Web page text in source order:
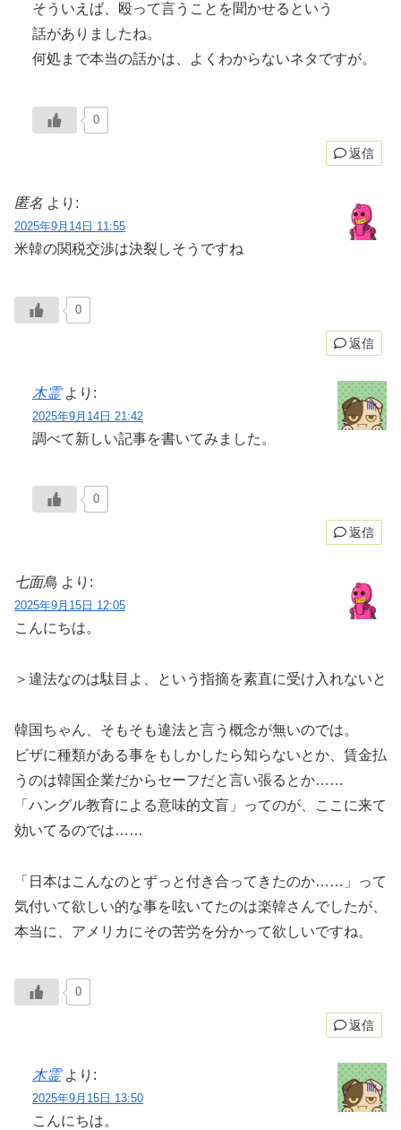
そういえば、殴って言うことを聞かせるという
話がありましたね。
何処まで本当の話かは、よくわからないネタですが。
0
返信
匿名 より:
2025年9月14日 11:55
米韓の関税交渉は決裂しそうですね
0
返信
木霊 より:
2025年9月14日 21:42
調べて新しい記事を書いてみました。
0
返信
七面鳥 より:
2025年9月15日 12:05
こんにちは。
＞違法なのは駄目よ、という指摘を素直に受け入れないと
韓国ちゃん、そもそも違法と言う概念が無いのでは。
ビザに種類がある事をもしかしたら知らないとか、賃金払
うのは韓国企業だからセーフだと言い張るとか……
「ハングル教育による意味的文盲」ってのが、ここに来て
効いてるのでは……
「日本はこんなのとずっと付き合ってきたのか……」って
気付いて欲しい的な事を呟いてたのは楽韓さんでしたが、
本当に、アメリカにその苦労を分かって欲しいですね。
0
返信
木霊 より:
2025年9月15日 13:50
こんにちは。